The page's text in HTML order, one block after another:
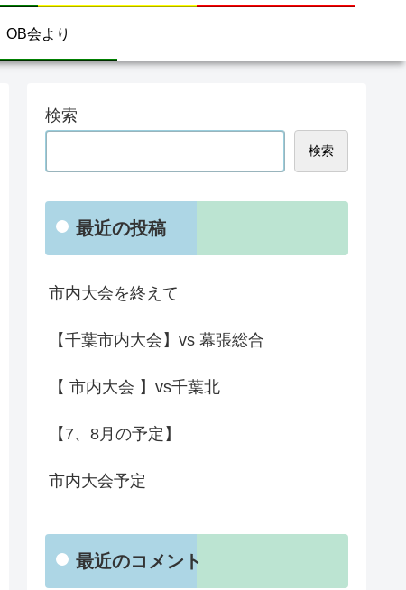
OB会より
検索
検索
最近の投稿
市内大会を終えて
【千葉市内大会】vs 幕張総合
【 市内大会 】vs千葉北
【7、8月の予定】
市内大会予定
最近のコメント